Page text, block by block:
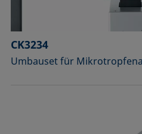
CK3234
Umbauset für